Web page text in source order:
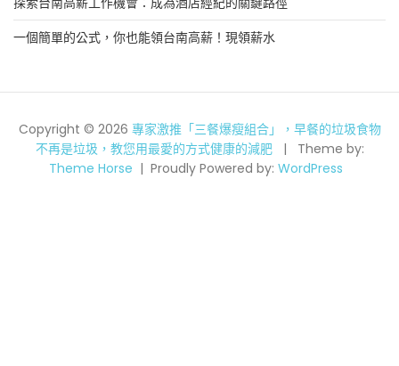
一個簡單的公式，你也能領台南高薪！現領薪水
Copyright © 2026 專家激推「三餐爆瘦組合」，早餐的垃圾食物
不再是垃圾，教您用最愛的方式健康的減肥
Theme by:
Theme Horse
Proudly Powered by: WordPress